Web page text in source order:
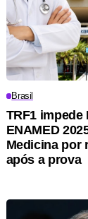
Brasil
TRF1 impede
ENAMED
Medicina por
após a prova